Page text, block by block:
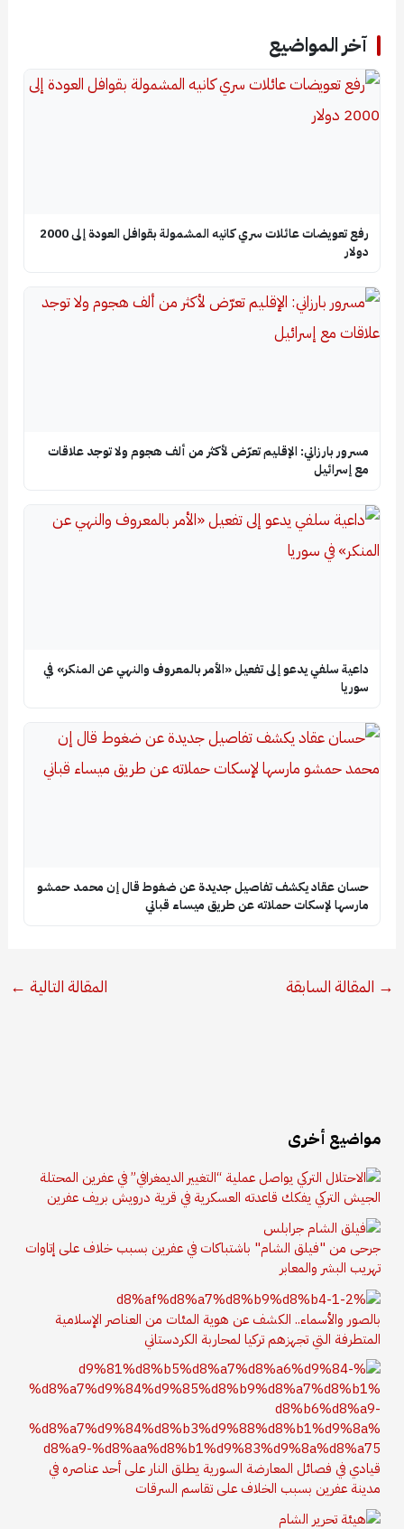
آخر المواضيع
رفع تعويضات عائلات سري كانيه المشمولة بقوافل العودة إلى 2000
دولار
مسرور بارزاني: الإقليم تعرّض لأكثر من ألف هجوم ولا توجد علاقات
مع إسرائيل
داعية سلفي يدعو إلى تفعيل «الأمر بالمعروف والنهي عن المنكر» في
سوريا
حسان عقاد يكشف تفاصيل جديدة عن ضغوط قال إن محمد حمشو
مارسها لإسكات حملاته عن طريق ميساء قباني
→المقالة السابقة المقالة التالية←
مواضيع أخرى
الجيش التركي يفكك قاعدته العسكرية في قرية درويش بريف عفرين
جرحى من "فيلق الشام" باشتباكات في عفرين بسبب خلاف على إتاوات
تهريب البشر والمعابر
بالصور والأسماء.. الكشف عن هوية المئات من العناصر الإسلامية
المتطرفة التي تجهزهم تركيا لمحاربة الكردستاني
قيادي في فصائل المعارضة السورية يطلق النار على أحد عناصره في
مدينة عفرين بسبب الخلاف على تقاسم السرقات